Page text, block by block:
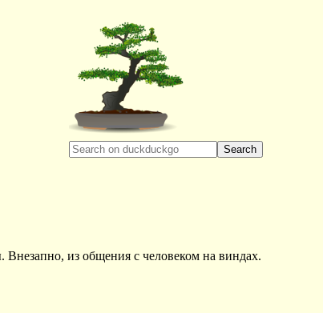
Search
из общения с человеком на виндах.